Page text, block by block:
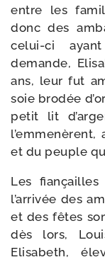
entre les
donc des
celui-​ci
demande,
ans, leur fut
soie bro­dée
petit lit
et du peuple
Les
l’arrivée des
et des fêtes
dès lors,
Elisabeth,